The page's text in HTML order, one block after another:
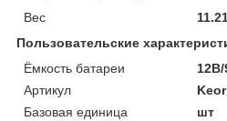
Вес
Пользовательские
Ёмкость батареи
Артикул
Базовая единица
шт